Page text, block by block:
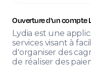
Ouverture d'un compte
Lydia est une
services visant à
d'organiser des
de réaliser des